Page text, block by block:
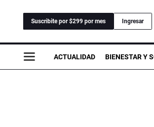
Suscribite por $299 por mes Ingresar
ACTUALIDAD BIENESTAR Y